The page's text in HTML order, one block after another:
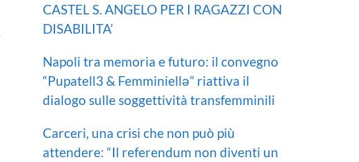
CASTEL S. ANGELO PER I RAGAZZI CON
DISABILITA’
Napoli tra memoria e futuro: il convegno
“Pupatell3 & Femminiellə” riattiva il
dialogo sulle soggettività transfemminili
Carceri, una crisi che non può più
attendere: “Il referendum non diventi un